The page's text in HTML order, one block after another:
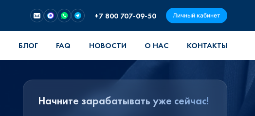
+7 800 707-09-50 Личный кабинет
БЛОГ FAQ НОВОСТИ О НАС КОНТАКТЫ
Начните зарабатывать уже сейчас!